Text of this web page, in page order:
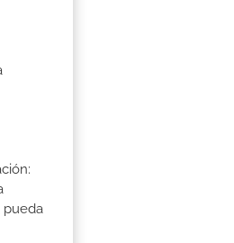
pueda